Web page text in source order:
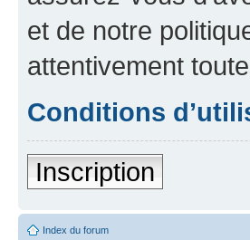
et de notre
attentivement
Conditions
Inscription
Index du forum